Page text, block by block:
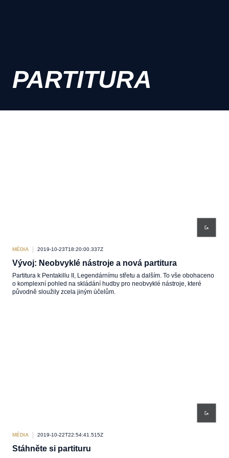
PARTITURA
MÉDIA 2019-10-23T18:20:00.337Z
Vývoj: Neobvyklé nástroje a nová partitura
Partitura k Pentakillu II, Legendárnímu střetu a dalším. To vše obohaceno
o komplexní pohled na skládání hudby pro neobvyklé nástroje, které
původně sloužily zcela jiným účelům.
MÉDIA 2019-10-22T22:54:41.515Z
Stáhněte si partituru